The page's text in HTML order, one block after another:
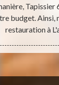
budget. Ainsi,
restauration à